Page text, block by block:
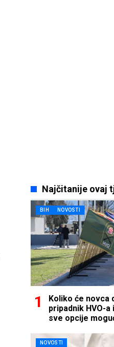
Najčitanije ovaj
BIH NOVOSTI
Koliko će novca
pripadnik HVO-
sve opcije
NOVOSTI